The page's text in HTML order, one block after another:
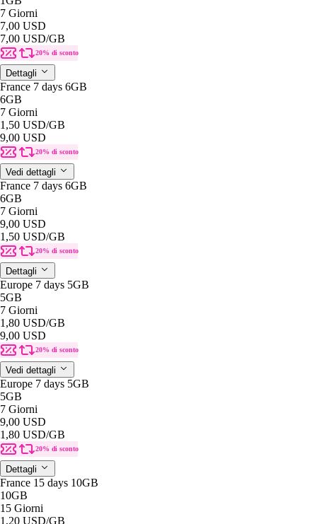
7 Giorni
7,00 USD
7,00 USD/GB
20% di sconto
Dettagli
France 7 days 6GB
6GB
7 Giorni
1,50 USD/GB
9,00 USD
20% di sconto
Vedi dettagli
France 7 days 6GB
6GB
7 Giorni
9,00 USD
1,50 USD/GB
20% di sconto
Dettagli
Europe 7 days 5GB
5GB
7 Giorni
1,80 USD/GB
9,00 USD
20% di sconto
Vedi dettagli
Europe 7 days 5GB
5GB
7 Giorni
9,00 USD
1,80 USD/GB
20% di sconto
Dettagli
France 15 days 10GB
10GB
15 Giorni
1,20 USD/GB